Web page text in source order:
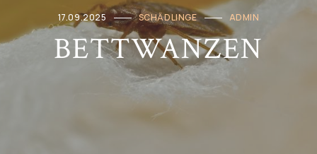
17.09.2025 SCHÄDLINGE ADMIN
BETTWANZEN